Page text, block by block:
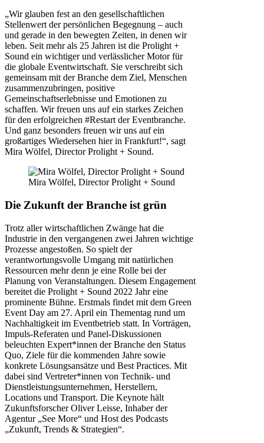
„Wir glauben fest an den gesellschaftlichen
Stellenwert der persönlichen Begegnung – auch
und gerade in den bewegten Zeiten, in denen wir
leben. Seit mehr als 25 Jahren ist die Prolight +
Sound ein wichtiger und verlässlicher Motor für
die globale Eventwirtschaft. Sie verschreibt sich
gemeinsam mit der Branche dem Ziel, Menschen
zusammenzubringen, positive
Gemeinschaftserlebnisse und Emotionen zu
schaffen. Wir freuen uns auf ein starkes Zeichen
für den erfolgreichen #Restart der Eventbranche.
Und ganz besonders freuen wir uns auf ein
großartiges Wiedersehen hier in Frankfurt!“, sagt
Mira Wölfel, Director Prolight + Sound.
Mira Wölfel, Director Prolight + Sound
Die Zukunft der Branche ist grün
Trotz aller wirtschaftlichen Zwänge hat die
Industrie in den vergangenen zwei Jahren wichtige
Prozesse angestoßen. So spielt der
verantwortungsvolle Umgang mit natürlichen
Ressourcen mehr denn je eine Rolle bei der
Planung von Veranstaltungen. Diesem Engagement
bereitet die Prolight + Sound 2022 Jahr eine
prominente Bühne. Erstmals findet mit dem Green
Event Day am 27. April ein Thementag rund um
Nachhaltigkeit im Eventbetrieb statt. In Vorträgen,
Impuls-Referaten und Panel-Diskussionen
beleuchten Expert*innen der Branche den Status
Quo, Ziele für die kommenden Jahre sowie
konkrete Lösungsansätze und Best Practices. Mit
dabei sind Vertreter*innen von Technik- und
Dienstleistungsunternehmen, Herstellern,
Locations und Transport. Die Keynote hält
Zukunftsforscher Oliver Leisse, Inhaber der
Agentur „See More“ und Host des Podcasts
„Zukunft, Trends & Strategien“.